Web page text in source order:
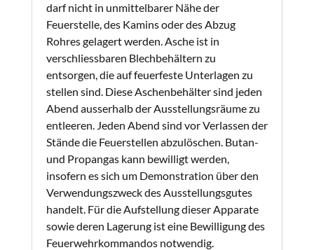
darf nicht in unmittelbarer Nähe der
Feuerstelle, des Kamins oder des Abzug
Rohres gelagert werden. Asche ist in
verschliessbaren Blechbehältern zu
entsorgen, die auf feuerfeste Unterlagen zu
stellen sind. Diese Aschenbehälter sind jeden
Abend ausserhalb der Ausstellungsräume zu
entleeren. Jeden Abend sind vor Verlassen der
Stände die Feuerstellen abzulöschen. Butan-
und Propangas kann bewilligt werden,
insofern es sich um Demonstration über den
Verwendungszweck des Ausstellungsgutes
handelt. Für die Aufstellung dieser Apparate
sowie deren Lagerung ist eine Bewilligung des
Feuerwehrkommandos notwendig.